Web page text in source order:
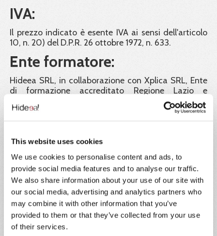
This website uses cookies
We use cookies to personalise content and ads, to
provide social media features and to analyse our traffic.
We also share information about your use of our site with
our social media, advertising and analytics partners who
may combine it with other information that you’ve
provided to them or that they’ve collected from your use
of their services.
IVA:
Il prezzo indicato è esente IVA ai sensi dell'articolo
10, n. 20) del D.P.R. 26 ottobre 1972, n. 633.
Ente formatore:
Hideea SRL, in collaborazione con Xplica SRL, Ente
di formazione accreditato Regione Lazio e
Garanzia dei certificati:
Hideea Srl garantisce la validità legale dei corsi
corsisti rende liberamente consultabili e scaricabili
dal portale tutti i documenti e gli atti richiesti dalla
normativa vigente a convalida dei percorsi didattici
offerti. Inoltre tutti gli attestati rilasciati sono
identificati con un codice univoco di
riconoscimento. Tramite esso il corsista, i datori di
lavoro e ogni autorità ispettiva possono verificarne
la corretta emissione.